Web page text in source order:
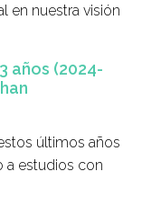
en nuestra visión
años (2024-
últimos años
a estudios con